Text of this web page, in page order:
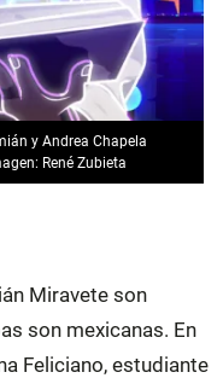
y Andrea Chapela
René Zubieta
Miravete son
son mexicanas. En
Feliciano, estudiante